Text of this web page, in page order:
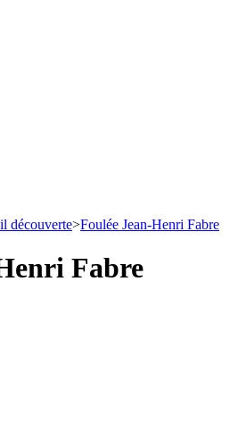
découverte>Foulée Jean-Henri Fabre
Fabre